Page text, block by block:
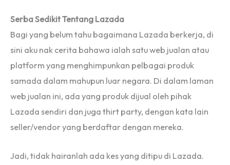
Serba Sedikit Tentang Lazada
Bagi yang belum tahu bagaimana Lazada berkerja, di
sini aku nak cerita bahawa ialah satu web jualan atau
platform yang menghimpunkan pelbagai produk
samada dalam mahupun luar negara. Di dalam laman
web jualan ini, ada yang produk dijual oleh pihak
Lazada sendiri dan juga thirt party, dengan kata lain
seller/vendor yang berdaftar dengan mereka.
Jadi, tidak hairanlah ada kes yang ditipu di Lazada.